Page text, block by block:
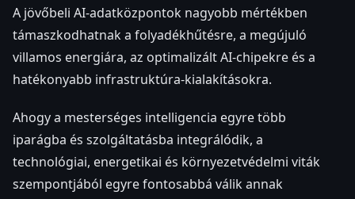
A jövőbeli AI-adatközpontok nagyobb mértékben
támaszkodhatnak a folyadékhűtésre, a megújuló
villamos energiára, az optimalizált AI-chipekre és a
hatékonyabb infrastruktúra-kialakításokra.
Ahogy a mesterséges intelligencia egyre több
iparágba és szolgáltatásba integrálódik, a
technológiai, energetikai és környezetvédelmi viták
szempontjából egyre fontosabbá válik annak